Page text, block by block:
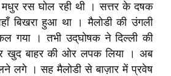
मधुर रस घोल रही थी । सत्तर के दषक
बिखरा हुआ था । मैलोडी की उंगली
गया । तभी उद्‌घोषक ने दिल्ली की
खुद बाहर की ओर लपक लिया । अब
लगे । सह मैलोडी से बाज़ार में प्रवेष